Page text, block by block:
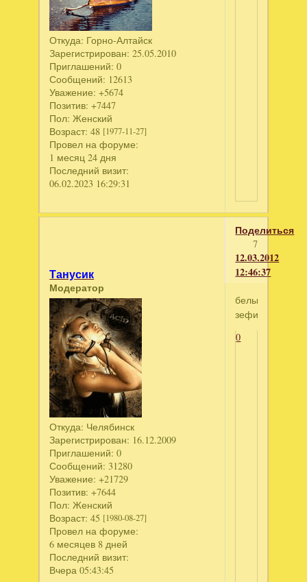
Откуда: Горно-Алтайск
Зарегистрирован: 25.05.2010
Приглашений: 0
Сообщений: 12613
Уважение: +5674
Позитив: +7447
Пол: Женский
Возраст: 48 [1977-11-27]
Провел на форуме:
1 месяц 24 дня
Последний визит:
06.02.2023 16:29:31
Поделиться
7
12.03.2012
12:46:37
Танусик
Модератор
Откуда: Челябинск
Зарегистрирован: 16.12.2009
Приглашений: 0
Сообщений: 31280
Уважение: +21729
Позитив: +7644
Пол: Женский
Возраст: 45 [1980-08-27]
Провел на форуме:
6 месяцев 8 дней
Последний визит:
Вчера 05:43:45
белый
зефир
0